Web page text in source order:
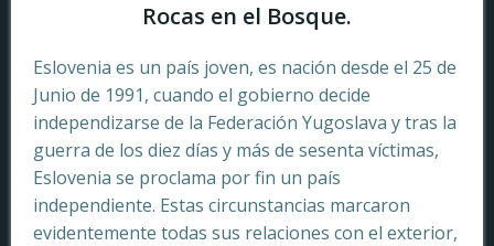
Rocas en el Bosque.
Eslovenia es un país joven, es nación desde el 25 de
Junio de 1991, cuando el gobierno decide
independizarse de la Federación Yugoslava y tras la
guerra de los diez días y más de sesenta víctimas,
Eslovenia se proclama por fin un país
independiente. Estas circunstancias marcaron
evidentemente todas sus relaciones con el exterior,